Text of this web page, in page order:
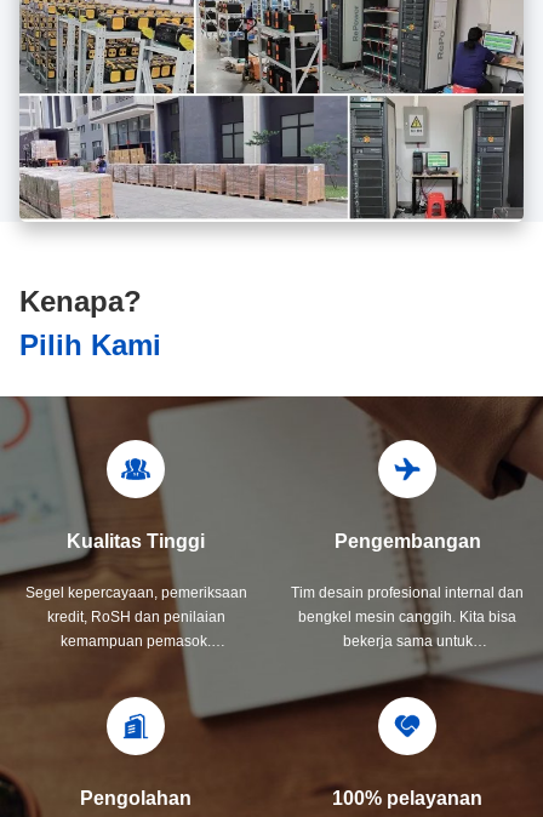
Kenapa?
Pilih Kami
Kualitas Tinggi
Segel kepercayaan, pemeriksaan
kredit, RoSH dan penilaian
kemampuan pemasok.
laboratorium pengujian
profesional.
Pengembangan
Tim desain profesional internal dan
bengkel mesin canggih. Kita bisa
bekerja sama untuk
mengembangkan produk yang
Anda butuhkan.
Pengolahan 100% pelayanan